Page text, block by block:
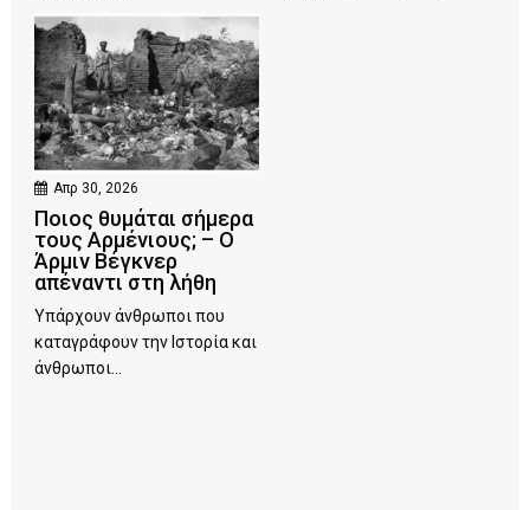
Απρ 30, 2026
Ποιος θυμάται σήμερα
τους Αρμένιους; – Ο
Άρμιν Βέγκνερ
απέναντι στη λήθη
Υπάρχουν άνθρωποι που
καταγράφουν την Ιστορία και
άνθρωποι...